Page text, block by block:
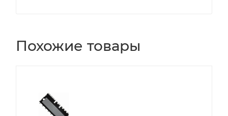
Похожие товары